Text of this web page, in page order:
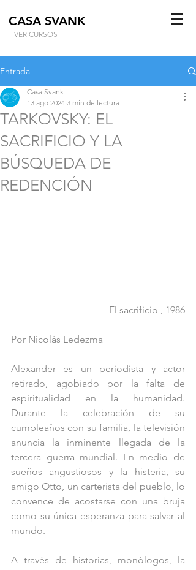
CASA SVANK
VER CURSOS
Entrada
TARKOVSKY: EL
SACRIFICIO Y LA
BÚSQUEDA DE
REDENCIÓN
Casa Svank
13 ago 2024 3 min de lectura
El sacrificio , 1986
Por Nicolás Ledezma
Alexander es un periodista y actor
retirado, agobiado por la falta de
espiritualidad en la humanidad.
Durante la celebración de su
cumpleaños con su familia, la televisión
anuncia la inminente llegada de la
tercera guerra mundial. En medio de
sueños angustiosos y la histeria, su
amigo Otto, un carterista del pueblo, lo
convence de acostarse con una bruja
como su única esperanza para salvar al
mundo.
A través de historias, monólogos, la